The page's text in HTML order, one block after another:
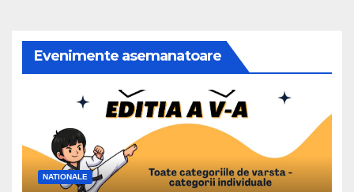
Evenimente asemanatoare
NATIONALE